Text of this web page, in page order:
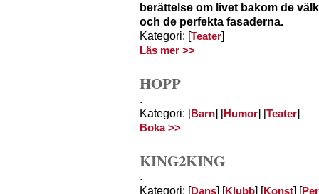
berättelse om livet bakom de
och de perfekta fasaderna.
Kategori: [Teater]
Läs mer >>
HOPP
.
Kategori: [Barn] [Humor] [Teater]
Boka >>
KING2KING
.
Kategori: [Dans] [Klubb] [Konst] [